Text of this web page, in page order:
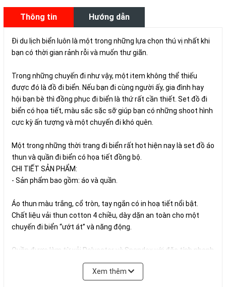
Thông tin
sản phẩm
Hướng dẫn
mua hàng
Đi du lịch biển luôn là một trong những lựa chọn thú vị nhất khi
bạn có thời gian rảnh rỗi và muốn thư giãn.
Trong những chuyến đi như vậy, một item không thể thiếu
được đó là đồ đi biển. Nếu bạn đi cùng người ấy, gia đình hay
hội bạn bè thì đồng phục đi biển là thứ rất cần thiết. Set đồ đi
biển có họa tiết, màu sắc sặc sỡ giúp bạn có những shoot hình
cực kỳ ấn tượng và một chuyến đi khó quên.
Một trong những thời trang đi biển rất hot hiện nay là set đồ áo
thun và quần đi biển có họa tiết đồng bộ.
CHI TIẾT SẢN PHẨM:
- Sản phẩm bao gồm: áo và quần.
Áo thun màu trắng, cổ tròn, tay ngắn có in hoạ tiết nổi bật.
Chất liệu vải thun cotton 4 chiều, dày dặn an toàn cho một
chuyến đi biển “ướt át” và năng động.
Quần được làm từ vải Polyester và Spandex với đặc tính nhanh
khô và thoáng khí tốt tạo cảm giác thoải mái khi mặc, chất liệu
Spandex được pha thêm giúp quần có tính đàn hồi giúp vận
Xem thêm